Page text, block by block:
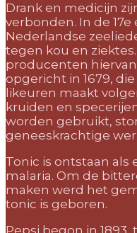
Drank en medicijn
verbonden. In de
Nederlandse
tegen kou en
producenten
opgericht in 1679,
likeuren maakt
kruiden en
worden gebruikt,
geneeskrachtige
Tonic is ontstaan
malaria. Om de
maken werd het
tonic is geboren.